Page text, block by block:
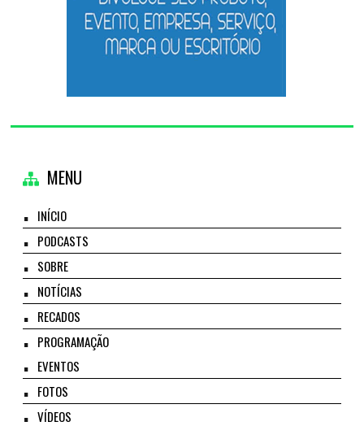
MENU
INÍCIO
PODCASTS
SOBRE
NOTÍCIAS
RECADOS
PROGRAMAÇÃO
EVENTOS
FOTOS
VÍDEOS